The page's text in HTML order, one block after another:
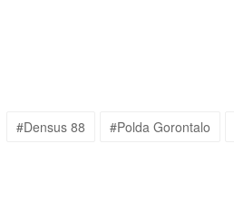
#Densus 88 #Polda Gorontalo